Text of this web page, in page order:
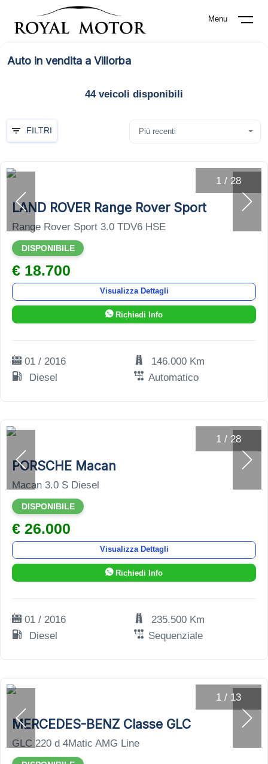
Menu
Auto in vendita a Villorba
44veicoli disponibili
Più recenti
FILTRI
1 / 28
LAND ROVER Range Rover Sport
Range Rover Sport 3.0 TDV6 HSE
DISPONIBILE
€ 18.700
Visualizza Dettagli
Richiedi Info
01 / 2016
146.000 Km
Diesel
Automatico
1 / 28
PORSCHE Macan
Macan 3.0 S Diesel
DISPONIBILE
€ 26.000
Visualizza Dettagli
Richiedi Info
01 / 2016
235.500 Km
Diesel
Sequenziale
1 / 13
MERCEDES-BENZ Classe GLC
GLC 220 d 4Matic AMG Line